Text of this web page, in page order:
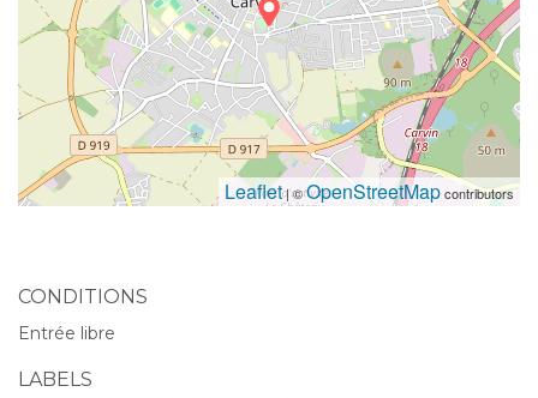
Leaflet| ©OpenStreetMapcontributors
CONDITIONS
Entrée libre
LABELS